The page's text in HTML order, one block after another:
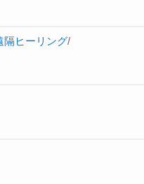
隔ヒーリング/